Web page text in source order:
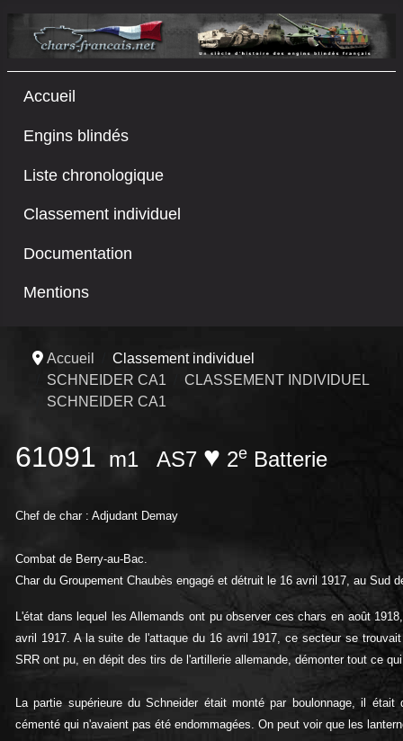
Accueil
Engins blindés
Liste chronologique
Classement individuel
Documentation
Mentions
Accueil
Classement individuel
SCHNEIDER CA1
CLASSEMENT INDIVIDUEL
SCHNEIDER CA1
61091 m1 AS7 ♥ 2e Batterie
Chef de char : Adjudant Demay
Combat de Berry-au-Bac.
Char du Groupement Chaubès engagé et détruit le 16 avril 1917, au Sud
L'état dans lequel les Allemands ont pu observer ces chars en août
avril 1917. A la suite de l'attaque du 16 avril 1917, ce secteur se
SRR ont pu, en dépit des tirs de l'artillerie allemande, démonter tout ce
La partie supérieure du Schneider était monté par boulonnage, il
cémenté qui n'avaient pas été endommagées. On peut voir que les